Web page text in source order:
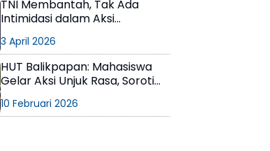
TNI Membantah, Tak Ada
Intimidasi dalam Aksi
3 April 2026
HUT Balikpapan: Mahasiswa
Gelar Aksi Unjuk Rasa, Soroti
Kinerja Pemerintah
10 Februari 2026